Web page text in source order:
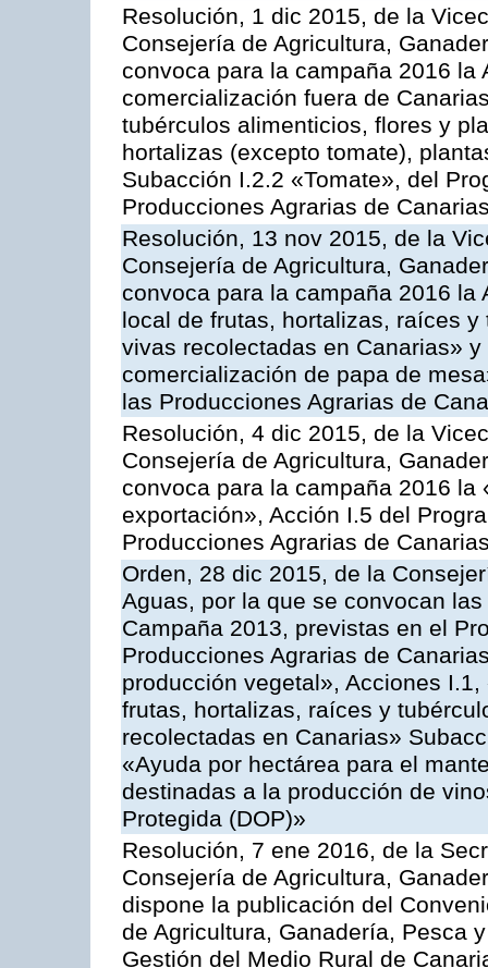
Resolución, 1 dic 2015, de la
Consejería de Agricultura,
convoca para la campaña 2016 la
comercialización fuera de
tubérculos alimenticios, flores y
hortalizas (excepto tomate),
Subacción I.2.2 «Tomate», del
Producciones Agrarias de
Resolución, 13 nov 2015, de la
Consejería de Agricultura,
convoca para la campaña 2016
local de frutas, hortalizas, raíces
vivas recolectadas en Canarias»
comercialización de papa de
las Producciones Agrarias de
Resolución, 4 dic 2015, de la
Consejería de Agricultura,
convoca para la campaña 2016
exportación», Acción I.5 del
Producciones Agrarias de
Orden, 28 dic 2015, de la
Aguas, por la que se convocan
Campaña 2013, previstas en el
Producciones Agrarias de
producción vegetal», Acciones
frutas, hortalizas, raíces y
recolectadas en Canarias»
«Ayuda por hectárea para el
destinadas a la producción de
Protegida (DOP)»
Resolución, 7 ene 2016, de la
Consejería de Agricultura,
dispone la publicación del
de Agricultura, Ganadería, Pesca
Gestión del Medio Rural de